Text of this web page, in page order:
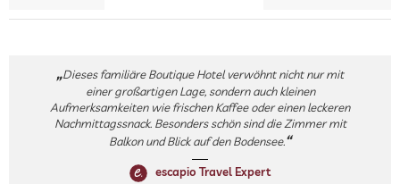
Dieses familiäre Boutique Hotel verwöhnt nicht nur mit
einer großartigen Lage, sondern auch kleinen
Aufmerksamkeiten wie frischen Kaffee oder einen leckeren
Nachmittagssnack. Besonders schön sind die Zimmer mit
Balkon und Blick auf den Bodensee.
escapio Travel Expert